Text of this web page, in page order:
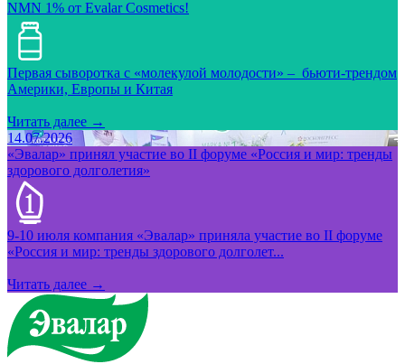
NMN 1% от Evalar Cosmetics!
Первая сыворотка с «молекулой молодости» – бьюти-трендом
Америки, Европы и Китая
Читать далее →
14.07.2026
«Эвалар» принял участие во II форуме «Россия и мир: тренды
здорового долголетия»
9-10 июля компания «Эвалар» приняла участие во II форуме
«Россия и мир: тренды здорового долголет...
Читать далее →